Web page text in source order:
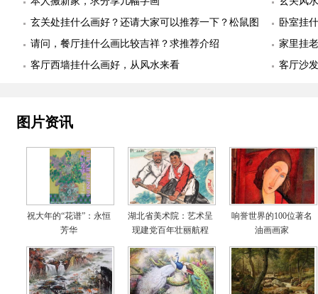
玄关处挂什么画好？还请大家可以推荐一下？松鼠图
适合么？
卧室挂
幅
请问，餐厅挂什么画比较吉祥？求推荐介绍
家里挂
客厅西墙挂什么画好，从风水来看
客厅沙
图片资讯
祝大年的“花谱”：永恒
芳华
湖北省美术院：艺术呈
现建党百年壮丽航程
响誉世界的100位著名
油画画家